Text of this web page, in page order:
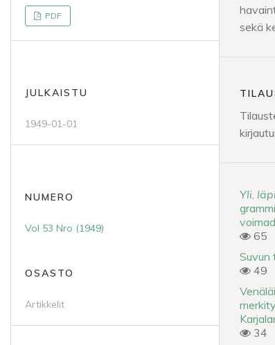
PDF
JULKAISTU
1949-01-01
NUMERO
Vol 53 Nro (1949)
OSASTO
Artikkelit
sekä
Yli
65
Suvun
49
34